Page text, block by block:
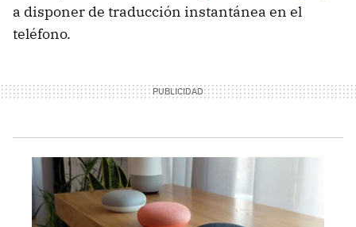
a disponer de traducción instantánea en el
teléfono.